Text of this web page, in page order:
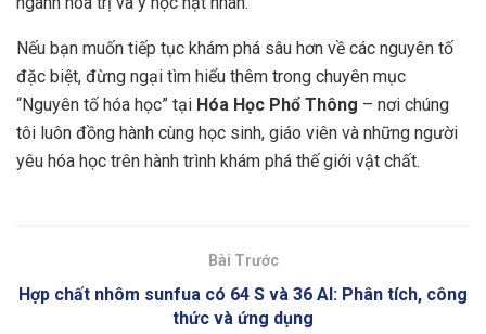
Nếu bạn muốn tiếp tục khám phá sâu hơn về các nguyên tố
đặc biệt, đừng ngại tìm hiểu thêm trong chuyên mục
“Nguyên tố hóa học” tại Hóa Học Phổ Thông – nơi chúng
tôi luôn đồng hành cùng học sinh, giáo viên và những người
yêu hóa học trên hành trình khám phá thế giới vật chất.
Bài Trước
Hợp chất nhôm sunfua có 64 S và 36 Al: Phân tích, công
thức và ứng dụng